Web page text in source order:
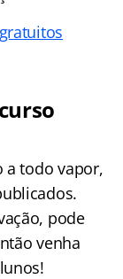
a todo vapor,
pode
venha